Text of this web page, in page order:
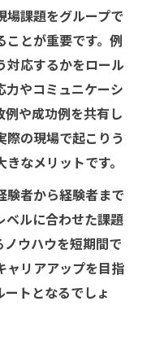
験型プログラム
新常識
めの新しい学習
ル習得の最新ト
活かした実践型
戦力育成の進め
習のポイントを
場課題をグループで
とが重要です。例
対応するかをロール
力やコミュニケーシ
例や成功例を共有し
の現場で起こりう
なメリットです。
験者から経験者まで
ベルに合わせた課題
ウハウを短期間で
ャリアアップを目指
トとなるでしょ